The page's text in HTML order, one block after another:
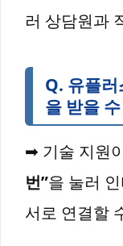
러 상담원과
Q. 유플
을 받을
➡ 기술 지원
번”을 눌러
서로 연결할